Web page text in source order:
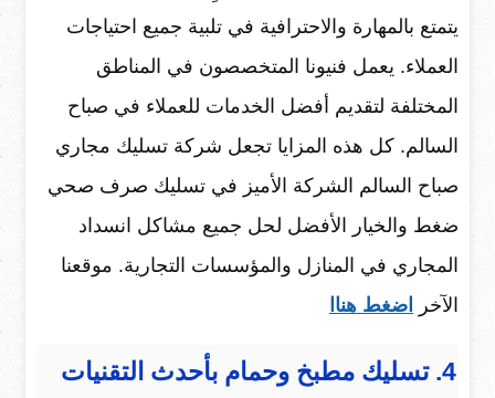
يتمتع بالمهارة والاحترافية في تلبية جميع احتياجات
العملاء. يعمل فنيونا المتخصصون في المناطق
المختلفة لتقديم أفضل الخدمات للعملاء في صباح
السالم. كل هذه المزايا تجعل شركة تسليك مجاري
صباح السالم الشركة الأميز في تسليك صرف صحي
ضغط والخيار الأفضل لحل جميع مشاكل انسداد
المجاري في المنازل والمؤسسات التجارية. موقعنا
الآخر
اضغط هناا
4. تسليك مطبخ وحمام بأحدث التقنيات